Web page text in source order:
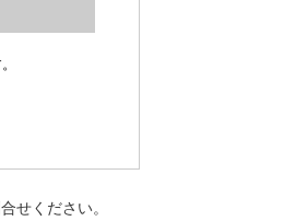
せください。